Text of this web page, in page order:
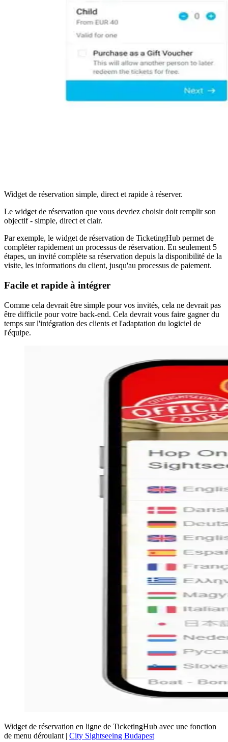
Widget de réservation simple, direct et rapide à réserver.
Le widget de réservation que vous devriez choisir doit remplir son
objectif - simple, direct et clair.
Par exemple, le widget de réservation de TicketingHub permet de
compléter rapidement un processus de réservation. En seulement 5
étapes, un invité complète sa réservation depuis la disponibilité de la
visite, les informations du client, jusqu'au processus de paiement.
Facile et rapide à intégrer
Comme cela devrait être simple pour vos invités, cela ne devrait pas
être difficile pour votre back-end. Cela devrait vous faire gagner du
temps sur l'intégration des clients et l'adaptation du logiciel de
l'équipe.
Widget de réservation en ligne de TicketingHub avec une fonction
de menu déroulant | City Sightseeing Budapest